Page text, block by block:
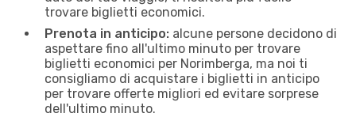
trovare biglietti economici.
Prenota in anticipo: alcune persone decidono di
aspettare fino all'ultimo minuto per trovare
biglietti economici per Norimberga, ma noi ti
consigliamo di acquistare i biglietti in anticipo
per trovare offerte migliori ed evitare sorprese
dell'ultimo minuto.